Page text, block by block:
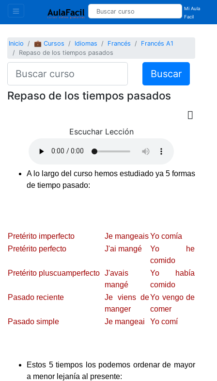
Mi Aula
Facil
Inicio 💼 Cursos Idiomas Francés
Francés A1
Repaso de los tiempos pasados
Buscar
Repaso de los tiempos pasados
Escuchar Lección
A lo largo del curso hemos estudiado ya 5 formas
de tiempo pasado:
Pretérito imperfecto Je mangeaisYo comía
Pretérito perfecto
J'ai mangé
Yo he
comido
Pretérito pluscuamperfecto J'avais
mangé
Yo había
comido
Pasado reciente
Je viens de
manger
Yo vengo de
comer
Pasado simple
Je mangeai Yo comí
Estos 5 tiempos los podemos ordenar de mayor
a menor lejanía al presente: